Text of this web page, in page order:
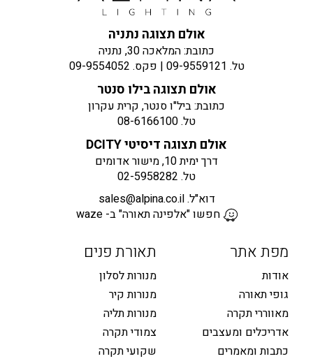
אולם תצוגה נתניה
כתובת: המלאכה 30, נתניה
טל. 09-9559121 | פקס. 09-9554052
אולם תצוגה בילו סנטר
כתובת: ביל"ו סנטר, קרית עקרון
טל.08-6166100
אולם תצוגה דיסיטי DCITY
דרך ימית 10, מישור אדומים
טל. 02-5958282
דוא"ל.sales@alpina.co.il
חפשו "אלפינה תאורה" ב- waze
מפת אתר
אודות
גופי תאורה
מאווררי תקרה
אדריכלים ומעצבים
כתבות ומאמרים
תאורת פנים
מנורות לסלון
מנורות קיר
מנורות תליה
צמודי תקרה
שקועי תקרה